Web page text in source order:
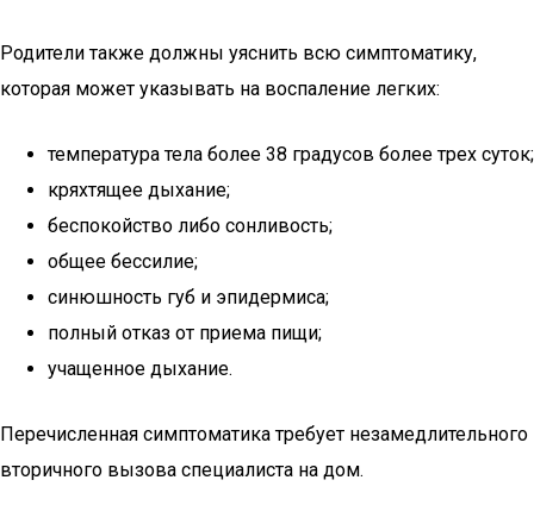
Родители также должны уяснить всю симптоматику,
которая может указывать на воспаление легких:
температура тела более 38 градусов более трех суток;
кряхтящее дыхание;
беспокойство либо сонливость;
общее бессилие;
синюшность губ и эпидермиса;
полный отказ от приема пищи;
учащенное дыхание.
Перечисленная симптоматика требует незамедлительного
вторичного вызова специалиста на дом.